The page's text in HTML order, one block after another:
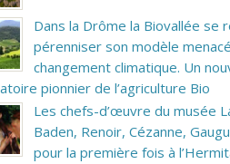
Dans la Drôme la Biovallée se
pérenniser son modèle
changement climatique. Un
pionnier de l’agriculture Bio
Les chefs-d’œuvre du musée
Baden, Renoir, Cézanne,
pour la première fois à